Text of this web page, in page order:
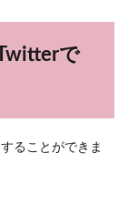
で
ることができま